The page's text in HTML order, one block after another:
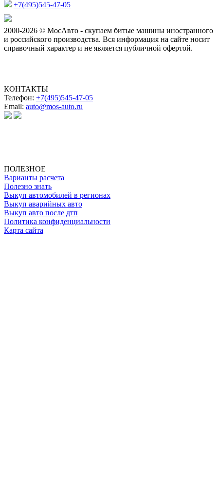
+7(495)545-47-05
2000-2026 © МосАвто - скупаем битые машины иностранного
и российского производства. Вся информация на сайте носит
справочный характер и не является публичной офертой.
КОНТАКТЫ
Телефон: +7(495)545-47-05
Email: auto@mos-auto.ru
ПОЛЕЗНОЕ
Варианты расчета
Полезно знать
Выкуп автомобилей в регионах
Выкуп аварийных авто
Выкуп авто после дтп
Политика конфиденциальности
Карта сайта